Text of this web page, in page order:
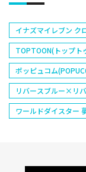
イナズマイレブン ク
TOPTOON(トップト
ポッピュコム
リバースブルー×リ
ワールドダイスター